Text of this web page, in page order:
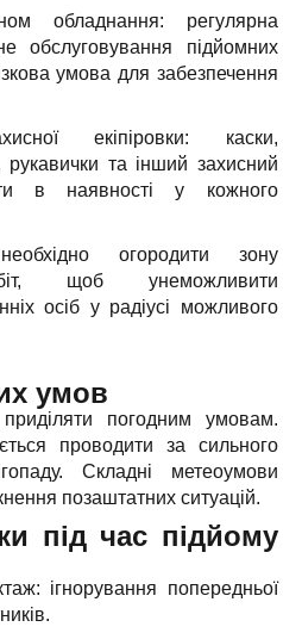
обладнання: регулярна
обслуговування підйомних
умова для забезпечення
екіпіровки: каски,
рукавички та інший захисний
в наявності у кожного
огородити зону
щоб унеможливити
осіб у радіусі можливого
умов
погодним умовам.
проводити за сильного
Складні метеоумови
позаштатних ситуацій.
під час підйому
ігнорування попередньої